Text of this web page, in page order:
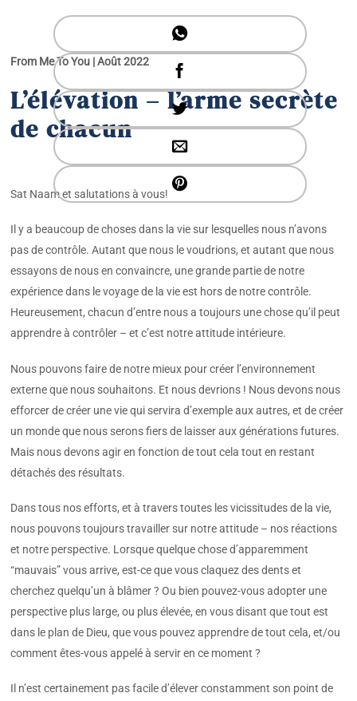
From Me To You | Août 2022
L’élévation – l’arme secrète
de chacun
Sat Naam et salutations à vous!
Il y a beaucoup de choses dans la vie sur lesquelles nous n’avons
pas de contrôle. Autant que nous le voudrions, et autant que nous
essayons de nous en convaincre, une grande partie de notre
expérience dans le voyage de la vie est hors de notre contrôle.
Heureusement, chacun d’entre nous a toujours une chose qu’il peut
apprendre à contrôler – et c’est notre attitude intérieure.
Nous pouvons faire de notre mieux pour créer l’environnement
externe que nous souhaitons. Et nous devrions ! Nous devons nous
efforcer de créer une vie qui servira d’exemple aux autres, et de créer
un monde que nous serons fiers de laisser aux générations futures.
Mais nous devons agir en fonction de tout cela tout en restant
détachés des résultats.
Dans tous nos efforts, et à travers toutes les vicissitudes de la vie,
nous pouvons toujours travailler sur notre attitude – nos réactions
et notre perspective. Lorsque quelque chose d’apparemment
“mauvais” vous arrive, est-ce que vous claquez des dents et
cherchez quelqu’un à blâmer ? Ou bien pouvez-vous adopter une
perspective plus large, ou plus élevée, en vous disant que tout est
dans le plan de Dieu, que vous pouvez apprendre de tout cela, et/ou
comment êtes-vous appelé à servir en ce moment ?
Il n’est certainement pas facile d’élever constamment son point de